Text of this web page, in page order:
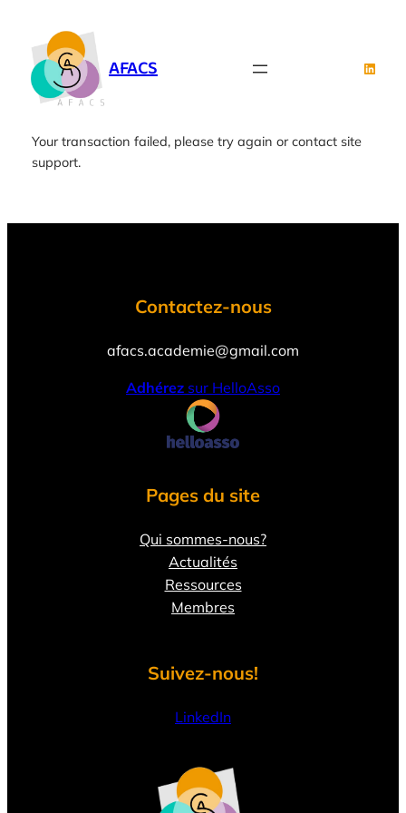
contenu
AFACS
Your transaction failed, please try again or contact site
support.
Contactez-nous
afacs.academie@gmail.com
Adhérez sur HelloAsso
Pages du site
Qui sommes-nous?
Actualités
Ressources
Membres
Suivez-nous!
LinkedIn